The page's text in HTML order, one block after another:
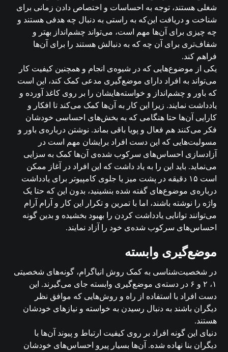
شغلی هستند، توجه به احساسات و اختصاص دادن زمانی برای
شناخت و دریافت این‌که به راستی به دنبال چه هدفی هستند و
چه چیزی برای آن‌ها مهم است، می‌تواند چشم‌انداز بهتر و
شفاف‌تری برای آن چه که به دنبالش هستند را برای آن‌ها
فراهم کند.
یکی از موضوع‌هایی که در شیوه‌ی انجام و همچنین کیفیت کار
می‌تواند به افراد دارای موضع‌گیری مدعی کمک کند، این است
که باور و چشم‌انداز و خواسته‌هایشان را بر روی کاغذ آورده و
یادداشت نمایند. زیرا این کار به آن‌ها کمک می‌کند تا افکار و
کارایی آن‌ها حتا هنگامی که به بخش‌های احساسی خودشان
فکر می‌کنند هم فعال و پویا باقی بماند. نوشتن درباره‌ی باور و
مسولیت‌هایی که این دست افراد برایشان مهم است در
آزادسازی احساس‌های سرکوب شده‌ی آن‌ها کمک به سزایی
می‌نماید. باید این را به یاد داشت که این افراد در آغاز ممکن
است ۱۵ دقیقه در پشت میز یا جلوی کامپیوتر برای یادداشت
درباره‌ی موضوع‌های گفته شده بنشینید، بدون این که حتا یک
واژه را نوشته باشند، اما با تمرین و تکرار این کار و آرام آرام
می‌توانند توانایی یادداشت کردن را بهبود بخشیده و بدین گونه
احساس‌های سرکوب شده‌ی خود را آزاد نمایند.
موضع‌گیری وابسته
در شخصیت‌شناسی به کمک روش انیاگرام، گونه‌های شخصیتی
۱، ۲ و ۶ در دسته‌ی موضع‌گیری وابسته جای می‌گیرند. این
دست افراد با استفاده از راه و روش‌هایی که موافق نظر
دیگران باشند به دنبال رسیدن به خواسته و نیازهای خودشان
هستند.
دنیای این گونه افراد بر روی کیفیت ارتباط و پیوند آن‌ها با
دیگران بنا نهاده شده. آن‌ها بسیار پیرو احساس‌های خودشان